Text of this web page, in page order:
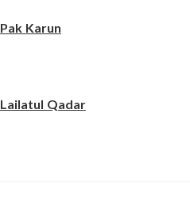
Pak Karun
Lailatul Qadar